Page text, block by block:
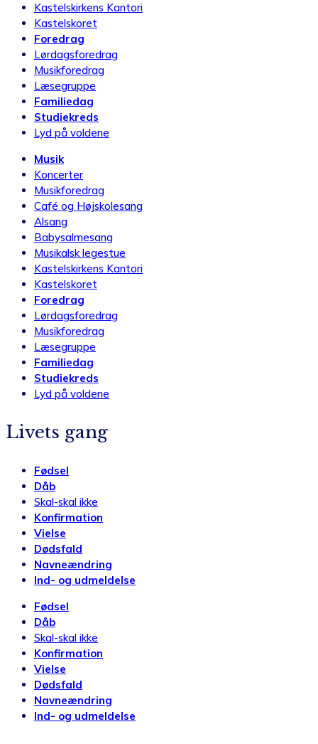
Kastelskirkens Kantori
Kastelskoret
Foredrag
Lørdagsforedrag
Musikforedrag
Læsegruppe
Familiedag
Studiekreds
Lyd på voldene
Musik
Koncerter
Musikforedrag
Café og Højskolesang
Alsang
Babysalmesang
Musikalsk legestue
Kastelskirkens Kantori
Kastelskoret
Foredrag
Lørdagsforedrag
Musikforedrag
Læsegruppe
Familiedag
Studiekreds
Lyd på voldene
Livets gang
Fødsel
Dåb
Skal-skal ikke
Konfirmation
Vielse
Dødsfald
Navneændring
Ind- og udmeldelse
Fødsel
Dåb
Skal-skal ikke
Konfirmation
Vielse
Dødsfald
Navneændring
Ind- og udmeldelse